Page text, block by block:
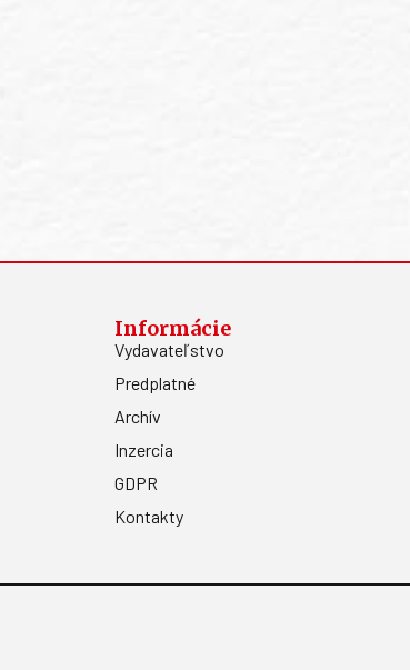
Informácie
Vydavateľstvo
Predplatné
Archív
Inzercia
GDPR
Kontakty